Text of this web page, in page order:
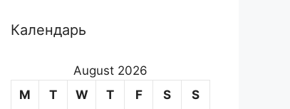
Календарь
August 2026
M
T W T F S S